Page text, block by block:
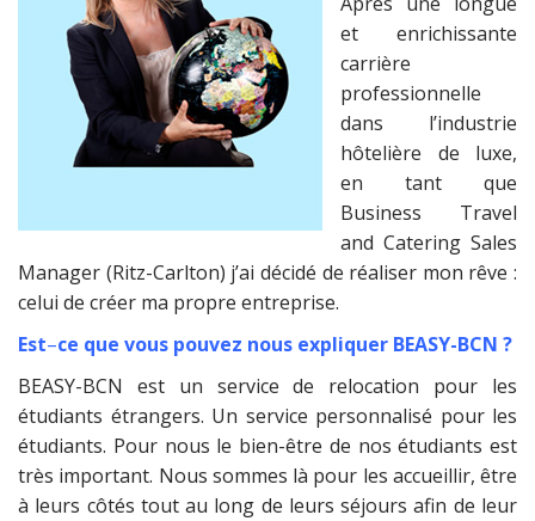
et enrichissante
carrière
professionnelle
dans l’industrie
hôtelière de luxe,
en tant que
Business Travel
and Catering Sales
Manager (Ritz-Carlton) j’ai décidé de réaliser mon rêve :
celui de créer ma propre entreprise.
Est–ce que vous pouvez nous expliquer BEASY-BCN ?
BEASY-BCN est un service de relocation pour les
étudiants étrangers. Un service personnalisé pour les
étudiants. Pour nous le bien-être de nos étudiants est
très important. Nous sommes là pour les accueillir, être
à leurs côtés tout au long de leurs séjours afin de leur